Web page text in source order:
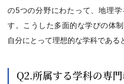
の5つの分野にわたって、地理
す。こうした多面的な学びの体
自分にとって理想的な学科である
Q2.所属する学科の専